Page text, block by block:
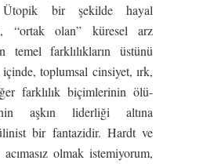
bir şekilde hayal
“ortak olan” küresel arz
temel farklılıkların üstünü
toplumsal cinsiyet, ırk,
farklılık biçimlerinin ölü-
aşkın liderliği altına
bir fantazidir. Hardt ve
acımasız olmak istemiyorum,